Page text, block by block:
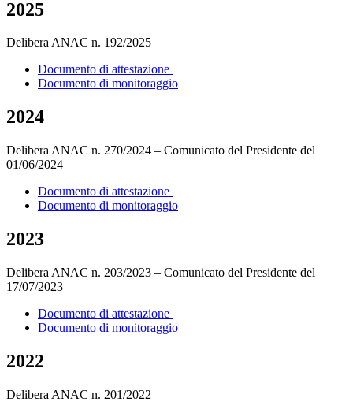
2025
Delibera ANAC n. 192/2025
Documento di attestazione
Documento di monitoraggio
2024
Delibera ANAC n. 270/2024 – Comunicato del Presidente del
01/06/2024
Documento di attestazione
Documento di monitoraggio
2023
Delibera ANAC n. 203/2023 – Comunicato del Presidente del
17/07/2023
Documento di attestazione
Documento di monitoraggio
2022
Delibera ANAC n. 201/2022